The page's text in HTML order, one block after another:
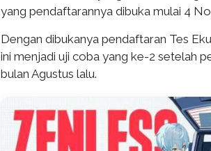
yang pendaftarannya dibuka mulai 4
Dengan dibukanya pendaftaran Tes
ini menjadi uji coba yang ke-2 setelah
bulan Agustus lalu.